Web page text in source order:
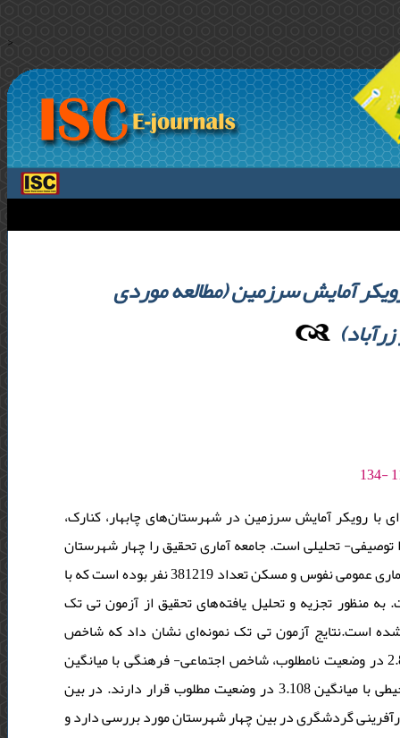
>
آمایش سرزمین (مطالعه موردی
رویکر آمایش سرزمین در شهرستان‌های چابهار، کنارک،
تحلیلی است. جامعه آماری تحقیق را چهار شهرستان
چابهار، کنارک، دشتیاری و زرآباد تشکیل داده است که بر اساس آخرین سرشماری عمومی نفوس و مسکن تعداد 381219 نفر بوده است که با
انتخاب شده است. به منظور تجزیه و تحلیل یافته‌های تحقیق از آزمون تی تک
است.نتایج آزمون تی تک نمونه‌ای نشان داد که شاخص
اقتصادی با میانگین 3.176 در وضعیت مطلوب، شاخص نهادی با میانگین 2.856 در وضعیت نامطلوب، شاخص اجتماعی- فرهنگی با میانگین
3.121، شاخص کالبدی- زیست محیطی با میانگین 3.077 و شاخص زیست محیطی با میانگین 3.108 در وضعیت مطلوب قرار دارند. در بین
3.188 بهترین وضعیت را از نظر کارآفرینی گردشگری در بین چهار شهرستان مورد بررسی دارد و